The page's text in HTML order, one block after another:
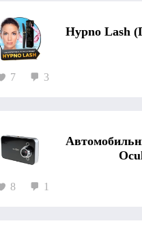
Hypno Lash
7 3
8 1